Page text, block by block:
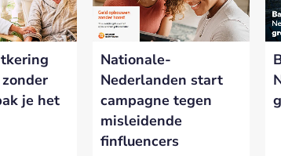
om je merk te versterken en zichtbaar te
gegevens achter.
je het
Nationale-
Nederlanden start
campagne tegen
misleidende
finfluencers